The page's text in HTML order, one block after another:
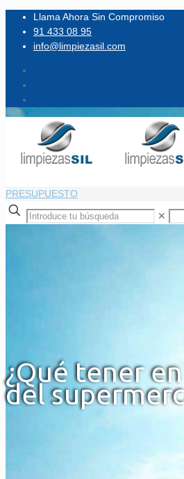
Llama Ahora Sin Compromiso
91 433 08 95
info@limpiezasil.com
PRESUPUESTO
✕
¿Qué tener
del